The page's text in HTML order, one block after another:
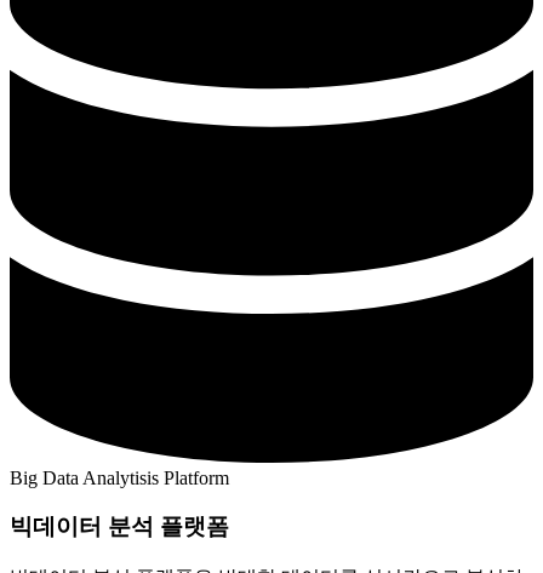
Big Data Analytisis Platform
빅데이터 분석 플랫폼